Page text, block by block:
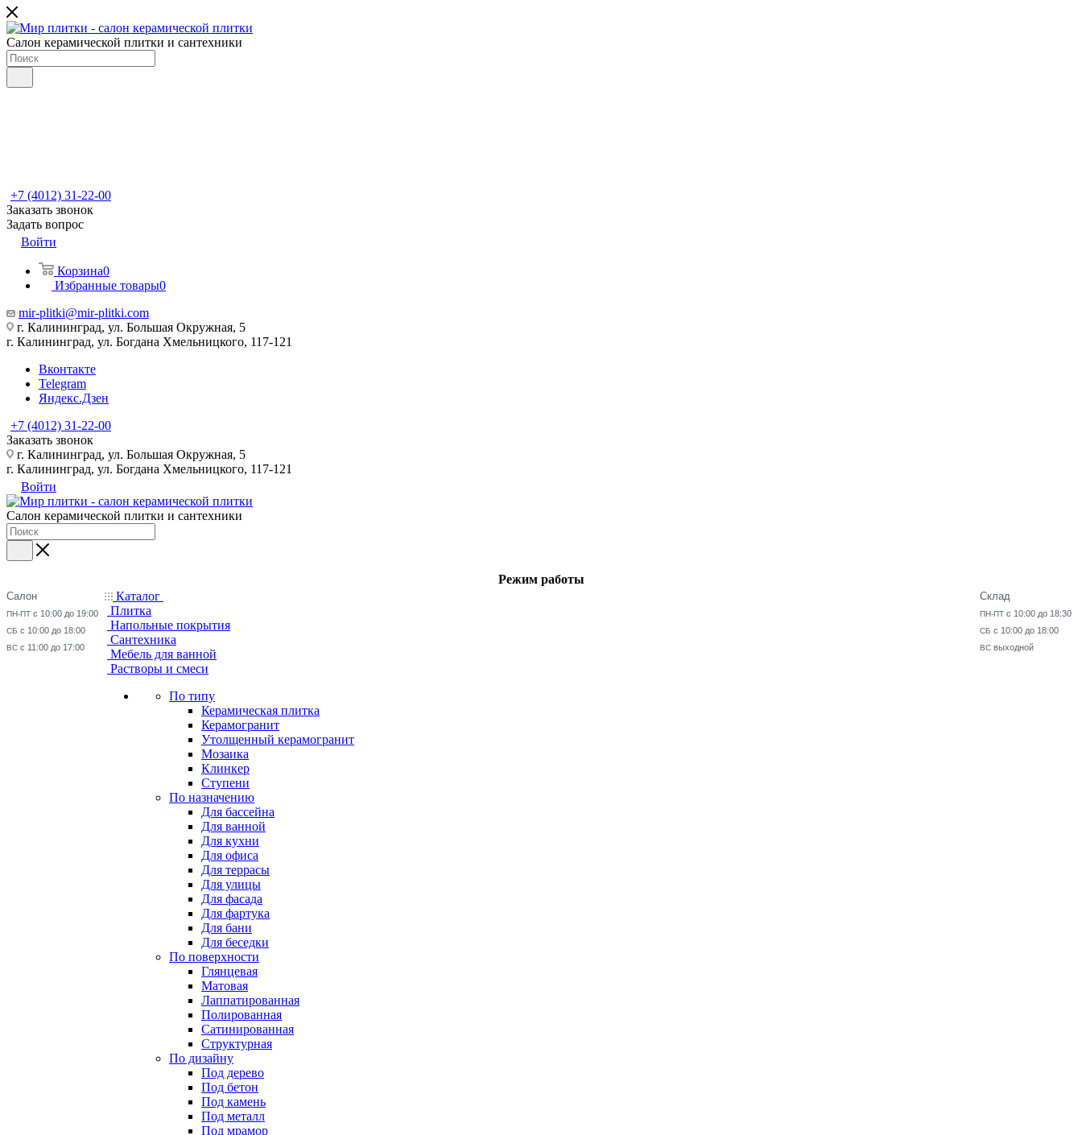
Салон керамической плитки и сантехники
+7 (4012) 31-22-00
Заказать звонок
Задать вопрос
Войти
Корзина0
Избранные товары0
mir-plitki@mir-plitki.com
г. Калининград, ул. Большая Окружная, 5
г. Калининград, ул. Богдана Хмельницкого, 117-121
Вконтакте
Telegram
Яндекс.Дзен
+7 (4012) 31-22-00
Заказать звонок
г. Калининград, ул. Большая Окружная, 5
г. Калининград, ул. Богдана Хмельницкого, 117-121
Войти
Салон керамической плитки и сантехники
Режим работы
Салон
ПН-ПТ с 10:00 до 19:00
СБ с 10:00 до 18:00
ВС с 11:00 до 17:00
Склад
ПН-ПТ с 10:00 до 18:30
СБ с 10:00 до 18:00
ВС выходной
Каталог
Плитка
Напольные покрытия
Сантехника
Мебель для ванной
Растворы и смеси
По типу
Керамическая плитка
Керамогранит
Утолщенный керамогранит
Мозаика
Клинкер
Ступени
По назначению
Для бассейна
Для ванной
Для кухни
Для офиса
Для террасы
Для улицы
Для фасада
Для фартука
Для бани
Для беседки
По поверхности
Глянцевая
Матовая
Лаппатированная
Полированная
Сатинированная
Структурная
По дизайну
Под дерево
Под бетон
Под камень
Под металл
Под мрамор